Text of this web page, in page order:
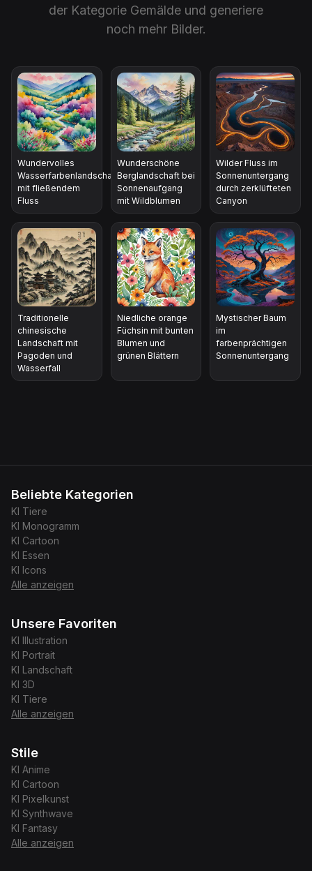
der Kategorie Gemälde und generiere
noch mehr Bilder.
Wundervolles
Wasserfarbenlandschaft
mit fließendem
Fluss
Wunderschöne
Berglandschaft bei
Sonnenaufgang
mit Wildblumen
Wilder Fluss im
Sonnenuntergang
durch zerklüfteten
Canyon
Traditionelle
chinesische
Landschaft mit
Pagoden und
Wasserfall
Niedliche orange
Füchsin mit bunten
Blumen und
grünen Blättern
Mystischer Baum
im
farbenprächtigen
Sonnenuntergang
Beliebte Kategorien
KI Tiere
KI Monogramm
KI Cartoon
KI Essen
KI
Icons
Alle anzeigen
Unsere Favoriten
KI
Illustration
KI Portrait
KI Landschaft
KI 3D
KI Tiere
Alle anzeigen
Stile
KI Anime
KI Cartoon
KI Pixelkunst
KI Synthwave
KI Fantasy
Alle anzeigen